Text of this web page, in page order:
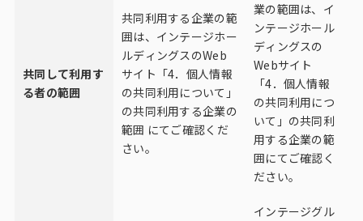
共同して利用す
る者の範囲
共同利用する企業の範
囲は、インテージホー
ルディングスのWeb
サイト「4．個人情報
の共同利用について 」
の共同利用する企業の
範囲 にてご確認くだ
さい。
業の範囲は、イ
ンテージホール
ディングスの
Webサイト
「4．個人情報
の共同利用につ
いて 」の共同利
用する企業の範
囲にてご確認く
ださい。
インテージグル